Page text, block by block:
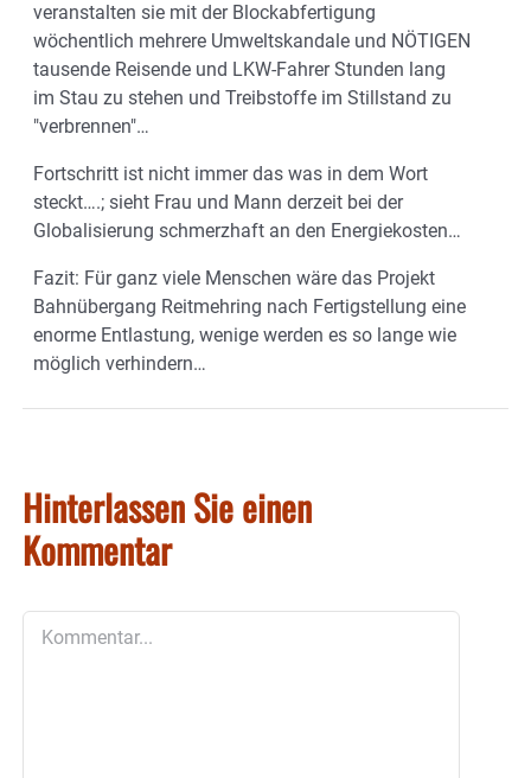
veranstalten sie mit der Blockabfertigung
wöchentlich mehrere Umweltskandale und NÖTIGEN
tausende Reisende und LKW-Fahrer Stunden lang
im Stau zu stehen und Treibstoffe im Stillstand zu
"verbrennen"…
Fortschritt ist nicht immer das was in dem Wort
steckt….; sieht Frau und Mann derzeit bei der
Globalisierung schmerzhaft an den Energiekosten…
Fazit: Für ganz viele Menschen wäre das Projekt
Bahnübergang Reitmehring nach Fertigstellung eine
enorme Entlastung, wenige werden es so lange wie
möglich verhindern…
Hinterlassen Sie einen
Kommentar